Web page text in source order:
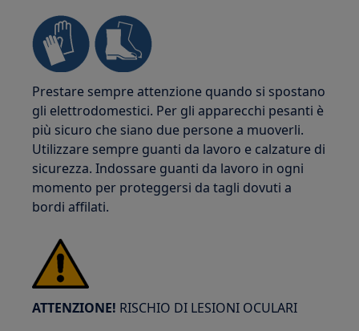
Prestare sempre attenzione quando si spostano
gli elettrodomestici. Per gli apparecchi pesanti è
più sicuro che siano due persone a muoverli.
Utilizzare sempre guanti da lavoro e calzature di
sicurezza. Indossare guanti da lavoro in ogni
momento per proteggersi da tagli dovuti a
bordi affilati.
ATTENZIONE! RISCHIO DI LESIONI OCULARI